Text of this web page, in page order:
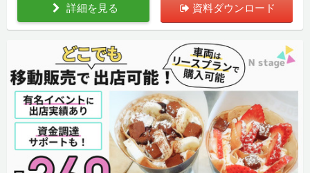
詳細を見る 資料ダウンロード